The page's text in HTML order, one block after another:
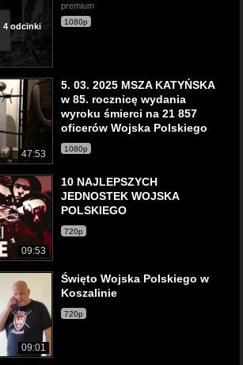
4 odcinki
premium
1080p
47:53
5. 03. 2025 MSZA KATYŃSKA
w 85. rocznicę wydania
wyroku śmierci na 21 857
oficerów Wojska Polskiego
1080p
09:53
10 NAJLEPSZYCH
JEDNOSTEK WOJSKA
POLSKIEGO
720p
09:01
Święto Wojska Polskiego w
Koszalinie
720p